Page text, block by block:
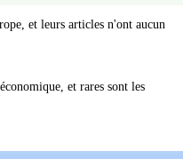
et leurs articles n'ont aucun
et rares sont les